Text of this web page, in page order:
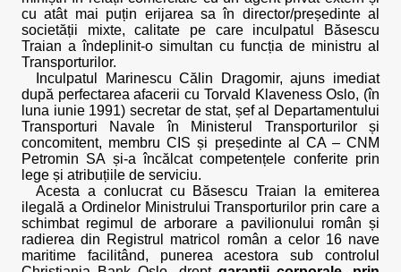
cu atât mai puțin erijarea sa în director/președinte al
societății mixte, calitate pe care inculpatul Băsescu
Traian a îndeplinit-o simultan cu funcția de ministru al
Transporturilor.
Inculpatul Marinescu Călin Dragomir, ajuns imediat
după perfectarea afacerii cu Torvald Klaveness Oslo, (în
luna iunie 1991) secretar de stat, șef al Departamentului
Transporturi Navale în Ministerul Transporturilor și
concomitent, membru CIS și președinte al CA – CNM
Petromin SA și-a încălcat competențele conferite prin
lege și atribuțiile de serviciu.
Acesta a conlucrat cu Băsescu Traian la emiterea
ilegală a Ordinelor Ministrului Transporturilor prin care a
schimbat regimul de arborare a pavilionului român și
radierea din Registrul matricol român a celor 16 nave
maritime facilitând, punerea acestora sub controlul